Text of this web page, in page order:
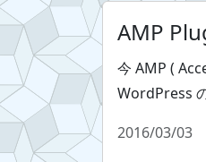
AMP
今 AMP (
WordPress
2016/03/03